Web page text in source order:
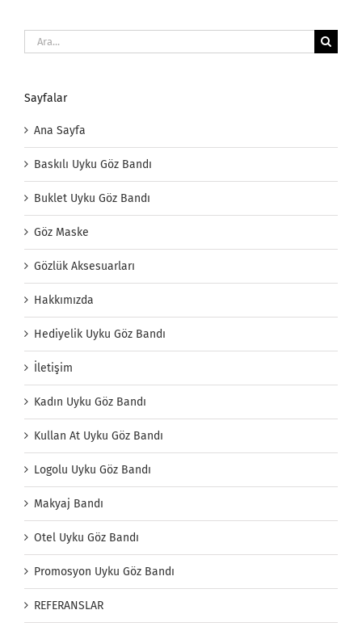
Ara:
Sayfalar
Ana Sayfa
Baskılı Uyku Göz Bandı
Buklet Uyku Göz Bandı
Göz Maske
Gözlük Aksesuarları
Hakkımızda
Hediyelik Uyku Göz Bandı
İletişim
Kadın Uyku Göz Bandı
Kullan At Uyku Göz Bandı
Logolu Uyku Göz Bandı
Makyaj Bandı
Otel Uyku Göz Bandı
Promosyon Uyku Göz Bandı
REFERANSLAR